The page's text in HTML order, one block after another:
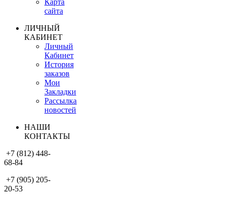
Карта
сайта
ЛИЧНЫЙ
КАБИНЕТ
Личный
Кабинет
История
заказов
Мои
Закладки
Рассылка
новостей
НАШИ
КОНТАКТЫ
+7 (812) 448-
68-84
+7 (905) 205-
20-53